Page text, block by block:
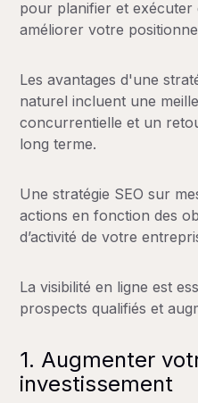
pour planifier et exécuter
améliorer votre
Les avantages d'une
naturel incluent une
concurrentielle et un
long terme.
Une stratégie SEO sur
actions en fonction des
d’activité de votre
La visibilité en ligne est
prospects qualifiés et
1. Augmenter
investissement